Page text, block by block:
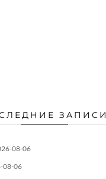
ЗАПИСИ
08-06
08-06